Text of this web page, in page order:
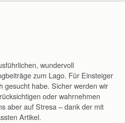
wundervoll
zum Lago. Für Einsteiger
gesucht habe. Sicher werden wir
oder wahrnehmen
aber auf Stresa – dank der mit
Artikel.